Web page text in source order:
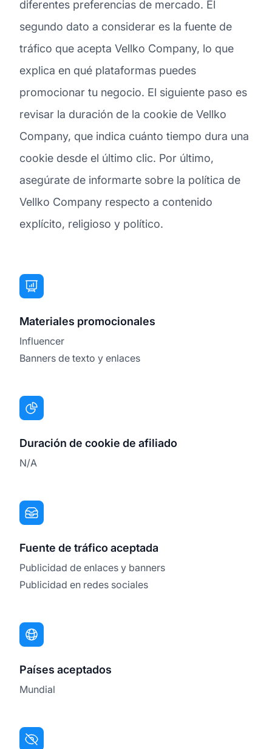
diferentes preferencias de mercado. El
segundo dato a considerar es la fuente de
tráfico que acepta Vellko Company, lo que
explica en qué plataformas puedes
promocionar tu negocio. El siguiente paso es
revisar la duración de la cookie de Vellko
Company, que indica cuánto tiempo dura una
cookie desde el último clic. Por último,
asegúrate de informarte sobre la política de
Vellko Company respecto a contenido
explícito, religioso y político.
Materiales promocionales
Influencer
Banners de texto y enlaces
Duración de cookie de afiliado
N/A
Fuente de tráfico aceptada
Publicidad de enlaces y banners
Publicidad en redes sociales
Países aceptados
Mundial